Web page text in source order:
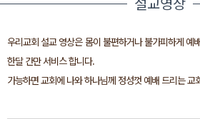
우리교회 설교 영상은 몸이 불편하거나 불가피하게 예
한달 간만 서비스 합니다.
가능하면 교회에 나와 하나님께 정성껏 예배 드리는 교